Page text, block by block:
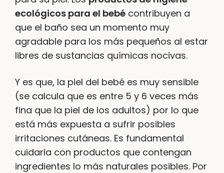
ecológicos para el bebé contribuyen a
que el baño sea un momento muy
agradable para los más pequeños al estar
libres de sustancias químicas nocivas.
Y es que, la piel del bebé es muy sensible
(se calcula que es entre 5 y 6 veces más
fina que la piel de los adultos) por lo que
está más expuesta a sufrir posibles
irritaciones cutáneas. Es fundamental
cuidarla con productos que contengan
ingredientes lo más naturales posibles. Por